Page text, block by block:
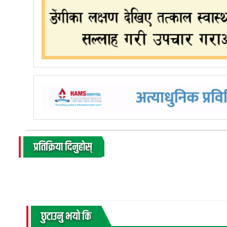
प्रतिक्रिया दिनुहोस्
छुटाउनु भयाे कि